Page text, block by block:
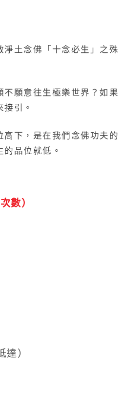
土念佛「十念必生」之殊
願意往生極樂世界？如果
引。
下，是在我們念佛功夫的
品位就低。
數）
）